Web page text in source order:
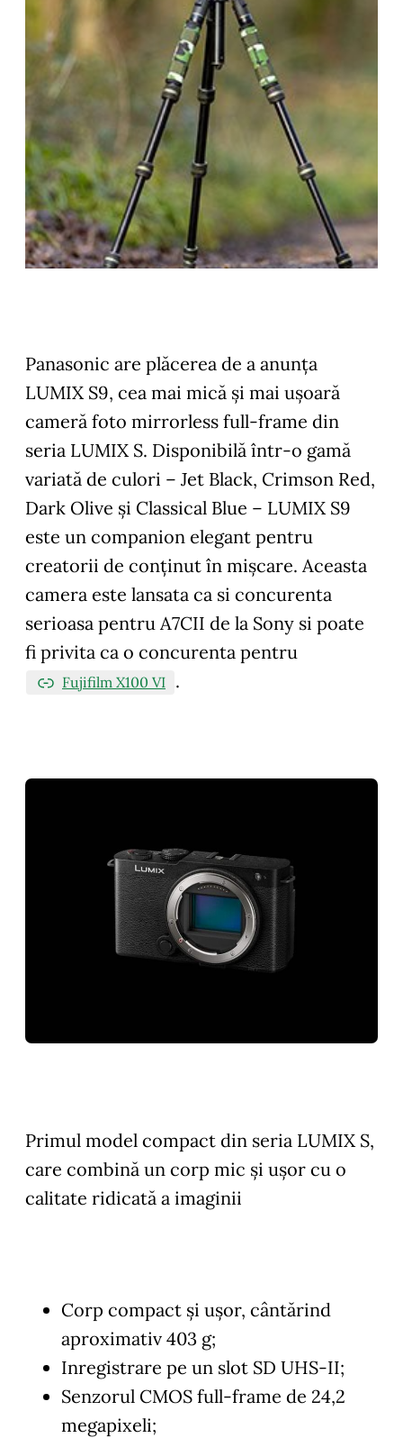
Panasonic are plăcerea de a anunța
LUMIX S9, cea mai mică și mai ușoară
cameră foto mirrorless full-frame din
seria LUMIX S. Disponibilă într-o gamă
variată de culori – Jet Black, Crimson Red,
Dark Olive și Classical Blue – LUMIX S9
este un companion elegant pentru
creatorii de conținut în mișcare. Aceasta
camera este lansata ca si concurenta
serioasa pentru A7CII de la Sony si poate
fi privita ca o concurenta pentru
Fujifilm X100 VI .
Primul model compact din seria LUMIX S,
care combină un corp mic și ușor cu o
calitate ridicată a imaginii
Corp compact și ușor, cântărind
aproximativ 403 g;
Inregistrare pe un slot SD UHS-II;
Senzorul CMOS full-frame de 24,2
megapixeli;